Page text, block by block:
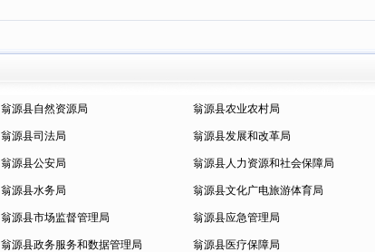
翁源县自然资源局 翁源县农业农村局
翁源县司法局 翁源县发展和改革局
翁源县公安局 翁源县人力资源和社会保障局
翁源县水务局 翁源县文化广电旅游体育局
翁源县市场监督管理局 翁源县应急管理局
翁源县政务服务和数据管理局 翁源县医疗保障局